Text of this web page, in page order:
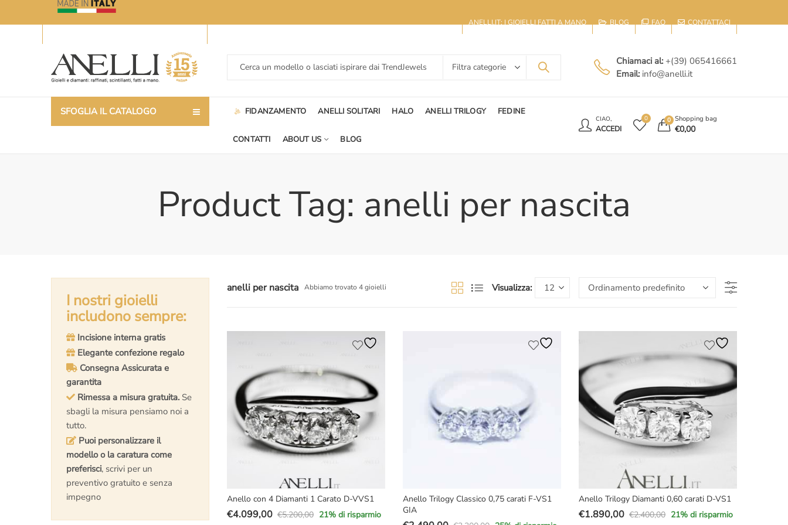
ANELLI.IT: I GIOIELLI FATTI A MANO BLOG FAQ CONTATTACI
Chiamaci al: +(39) 065416661
Email: info@anelli.it
SFOGLIA IL CATALOGO FIDANZAMENTO ANELLI SOLITARI HALO ANELLI TRILOGY FEDINE
CONTATTI ABOUT US BLOG
CIAO,
ACCEDI
0 0 Shopping bag
€0,00
Product Tag: anelli per nascita
anelli per nascita Abbiamo trovato 4 gioielli Visualizza:
Anello con 4 Diamanti 1 Carato D-VVS1
€5.200,00
Il
€4.099,00
Il
21% di risparmio
Anello Trilogy Classico 0,75 carati F-VS1
GIA
Anello Trilogy Diamanti 0,60 carati D-VS1
€2.400,00
Il
€1.890,00
Il
21% di risparmio
I nostri gioielli
includono sempre:
Incisione interna gratis
Elegante confezione regalo
Consegna Assicurata e
garantita
Rimessa a misura gratuita. Se
sbagli la misura pensiamo noi a
tutto.
Puoi personalizzare il
modello o la caratura come
preferisci, scrivi per un
preventivo gratuito e senza
impegno